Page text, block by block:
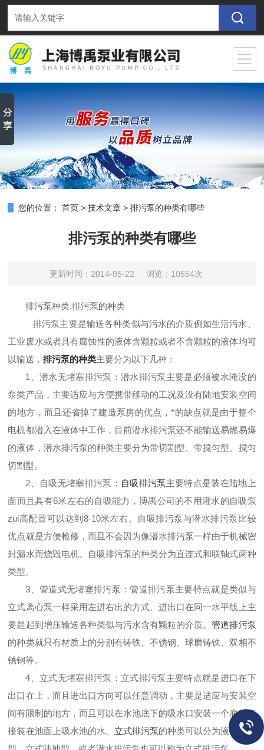
您的位置： 首页 >技术文章 >排污泵的种类有哪些
排污泵的种类有哪些
更新时间：2014-05-22 浏览：10554次
排污泵种类,排污泵的种类
排污泵主要是输送各种类似与污水的介质例如生活污水、
工业废水或者具有腐蚀性的液体含颗粒或者不含颗粒的液体均可
以输送，排污泵的种类主要分为以下几种：
1、潜水无堵塞排污泵 ：潜水排污泵主要是必须被水淹没的
泵类产品，主要适应与方便携带移动的工况及没有陆地安装空间
的地方，而且还省掉了建造泵房的优点，*的缺点就是由于整个
电机都潜入在液体中工作，目前潜水排污泵还不能输送易燃易爆
的液体，潜水排污泵的种类主要分为带切割型、带搅匀型、搅匀
切割型。
2、自吸无堵塞排污泵： 自吸排污泵主要特点是装在陆地上
面而且具有6米左右的自吸能力，博禹公司的不用灌水的自吸泵
zui高配置可以达到8-10米左右。自吸排污泵与潜水排污泵比较
优点就是方便检修，而且不会因为像潜水排污泵一样由于机械密
封漏水而烧毁电机。自吸排污泵的种类分为直连式和联轴式两种
类型。
3、管道式无堵塞排污泵：管道排污泵主要特点就是类似与
立式离心泵一样采用左进右出的方式、进出口在同一水平线上主
要是起到增压输送各种类似与污水含有颗粒的介质。管道排污泵
的种类就只有材质上的分别有铸铁、不锈钢、球磨铸铁、双相不
锈钢等。
4、立式无堵塞排污泵：立式排污泵主要特点就是进口在下
出口在上，而且进出口方向可以任意调动，主要是适应与安装空
间有限制的地方，而且可以在水池底下的吸水口安装一个底阀直
接装在池面上吸水池的水。 立式排污泵的种类可以分为液下长轴